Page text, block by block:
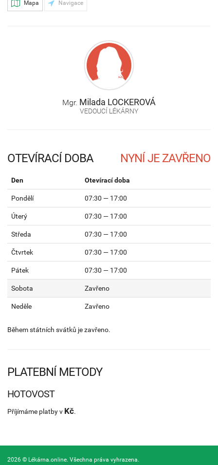
Mapa Navigace
Mgr. Milada LOCKEROVÁ
VEDOUCÍ LÉKÁRNY
OTEVÍRACÍ DOBA
Den Otevírací doba
Pondělí 07:30 — 17:00
Úterý 07:30 — 17:00
Středa 07:30 — 17:00
Čtvrtek 07:30 — 17:00
Pátek 07:30 — 17:00
Sobota Zavřeno
Neděle Zavřeno
Během státních svátků je zavřeno.
PLATEBNÍ METODY
HOTOVOST
Příjímáme platby v Kč.
2026 © Lékárna.online. Všechna práva vyhrazena.